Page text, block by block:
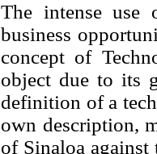
The intense
business
concept of
object due to its
definition of a
own description,
of Sinaloa